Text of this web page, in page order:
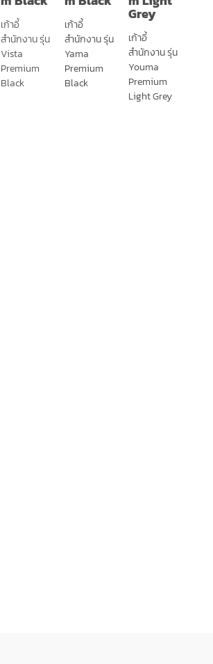
เก้าอี้
สำนักงาน รุ่น
Vista
Premium
Black
เก้าอี้
สำนักงาน รุ่น
Yama
Premium
Black
Grey
เก้าอี้
สำนักงาน รุ่น
Youma
Premium
Light Grey